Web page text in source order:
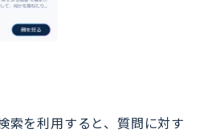
索を利用すると、質問に対す